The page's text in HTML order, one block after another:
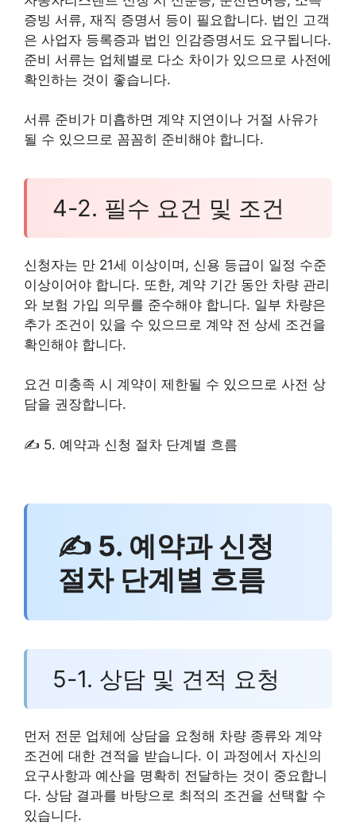
증빙 서류, 재직 증명서 등이 필요합니다. 법인 고객
은 사업자 등록증과 법인 인감증명서도 요구됩니다.
준비 서류는 업체별로 다소 차이가 있으므로 사전에
확인하는 것이 좋습니다.
서류 준비가 미흡하면 계약 지연이나 거절 사유가
될 수 있으므로 꼼꼼히 준비해야 합니다.
4-2. 필수 요건 및 조건
신청자는 만 21세 이상이며, 신용 등급이 일정 수준
이상이어야 합니다. 또한, 계약 기간 동안 차량 관리
와 보험 가입 의무를 준수해야 합니다. 일부 차량은
추가 조건이 있을 수 있으므로 계약 전 상세 조건을
확인해야 합니다.
요건 미충족 시 계약이 제한될 수 있으므로 사전 상
담을 권장합니다.
✍ 5. 예약과 신청 절차 단계별 흐름
✍ 5. 예약과 신청
절차 단계별 흐름
5-1. 상담 및 견적 요청
먼저 전문 업체에 상담을 요청해 차량 종류와 계약
조건에 대한 견적을 받습니다. 이 과정에서 자신의
요구사항과 예산을 명확히 전달하는 것이 중요합니
다. 상담 결과를 바탕으로 최적의 조건을 선택할 수
있습니다.